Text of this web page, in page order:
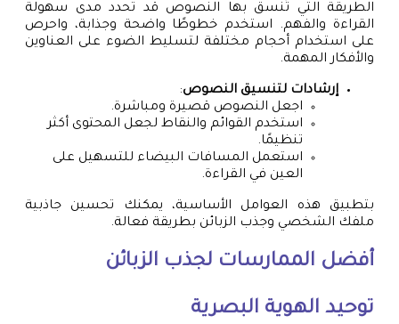
الطريقة التي تُنسق بها النصوص قد تحدد مدى سهولة
القراءة والفهم. استخدم خطوطًا واضحة وجذابة، واحرص
على استخدام أحجام مختلفة لتسليط الضوء على العناوين
والأفكار المهمة.
إرشادات لتنسيق النصوص:
اجعل النصوص قصيرة ومباشرة.
استخدم القوائم والنقاط لجعل المحتوى أكثر
تنظيمًا.
استعمل المسافات البيضاء للتسهيل على
العين في القراءة.
بتطبيق هذه العوامل الأساسية، يمكنك تحسين جاذبية
ملفك الشخصي وجذب الزبائن بطريقة فعالة.
أفضل الممارسات لجذب الزبائن
توحيد الهوية البصرية